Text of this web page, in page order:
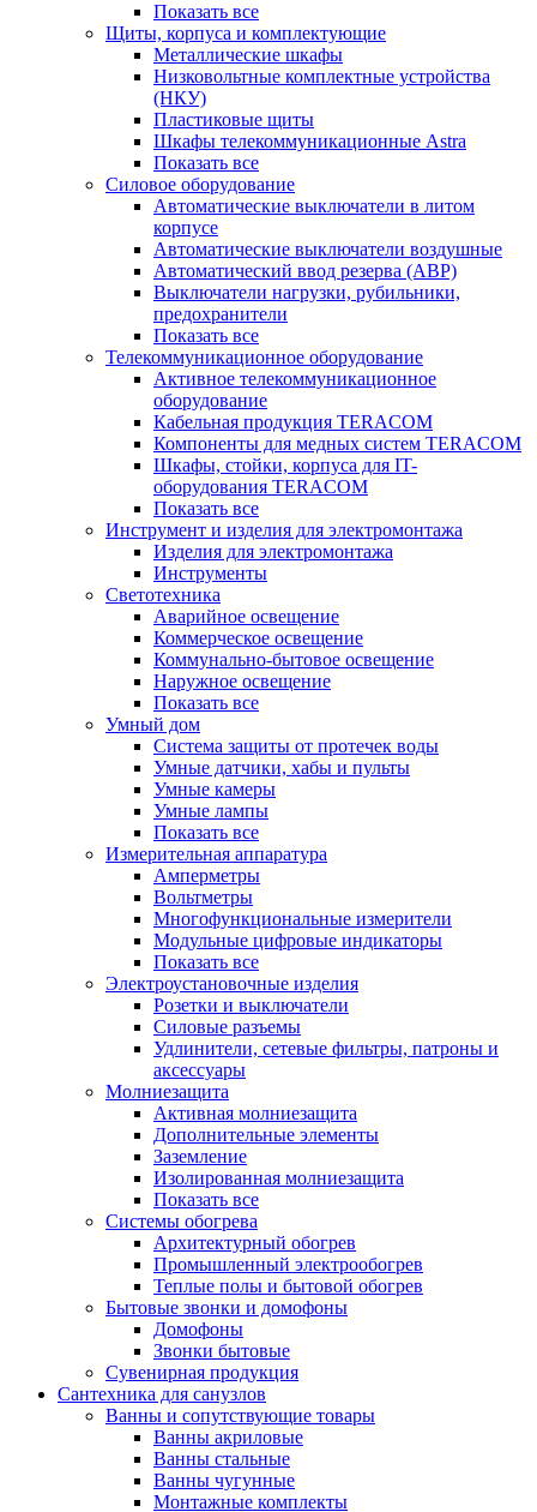
Показать все
Щиты, корпуса и комплектующие
Металлические шкафы
Низковольтные комплектные устройства
(НКУ)
Пластиковые щиты
Шкафы телекоммуникационные Astra
Показать все
Силовое оборудование
Автоматические выключатели в литом
корпусе
Автоматические выключатели воздушные
Автоматический ввод резерва (АВР)
Выключатели нагрузки, рубильники,
предохранители
Показать все
Телекоммуникационное оборудование
Активное телекоммуникационное
оборудование
Кабельная продукция TERACOM
Компоненты для медных систем TERACOM
Шкафы, стойки, корпуса для IT-
оборудования TERACOM
Показать все
Инструмент и изделия для электромонтажа
Изделия для электромонтажа
Инструменты
Светотехника
Аварийное освещение
Коммерческое освещение
Коммунально-бытовое освещение
Наружное освещение
Показать все
Умный дом
Система защиты от протечек воды
Умные датчики, хабы и пульты
Умные камеры
Умные лампы
Показать все
Измерительная аппаратура
Амперметры
Вольтметры
Многофункциональные измерители
Модульные цифровые индикаторы
Показать все
Электроустановочные изделия
Розетки и выключатели
Силовые разъемы
Удлинители, сетевые фильтры, патроны и
аксессуары
Молниезащита
Активная молниезащита
Дополнительные элементы
Заземление
Изолированная молниезащита
Показать все
Системы обогрева
Архитектурный обогрев
Промышленный электрообогрев
Теплые полы и бытовой обогрев
Бытовые звонки и домофоны
Домофоны
Звонки бытовые
Сувенирная продукция
Сантехника для санузлов
Ванны и сопутствующие товары
Ванны акриловые
Ванны стальные
Ванны чугунные
Монтажные комплекты